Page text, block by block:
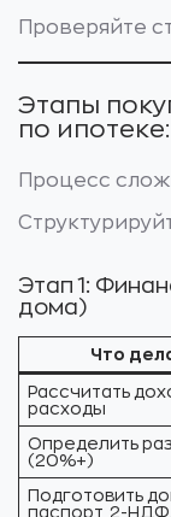
Проверяйте
Этапы
по
Процесс
Этап 1:
дома)
Что
Рассчитать
расходы
Определить
(20%+)
Подготовить
паспорт, 2-